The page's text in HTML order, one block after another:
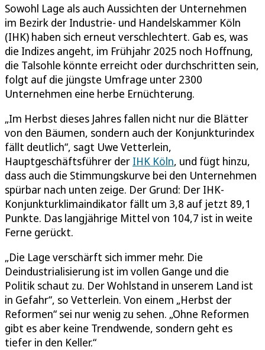
Sowohl Lage als auch Aussichten der Unternehmen
im Bezirk der Industrie- und Handelskammer Köln
(IHK) haben sich erneut verschlechtert. Gab es, was
die Indizes angeht, im Frühjahr 2025 noch Hoffnung,
die Talsohle könnte erreicht oder durchschritten sein,
folgt auf die jüngste Umfrage unter 2300
Unternehmen eine herbe Ernüchterung.
„Im Herbst dieses Jahres fallen nicht nur die Blätter
von den Bäumen, sondern auch der Konjunkturindex
fällt deutlich“, sagt Uwe Vetterlein,
Hauptgeschäftsführer der IHK Köln, und fügt hinzu,
dass auch die Stimmungskurve bei den Unternehmen
spürbar nach unten zeige. Der Grund: Der IHK-
Konjunkturklimaindikator fällt um 3,8 auf jetzt 89,1
Punkte. Das langjährige Mittel von 104,7 ist in weite
Ferne gerückt.
„Die Lage verschärft sich immer mehr. Die
Deindustrialisierung ist im vollen Gange und die
Politik schaut zu. Der Wohlstand in unserem Land ist
in Gefahr“, so Vetterlein. Von einem „Herbst der
Reformen“ sei nur wenig zu sehen. „Ohne Reformen
gibt es aber keine Trendwende, sondern geht es
tiefer in den Keller.“